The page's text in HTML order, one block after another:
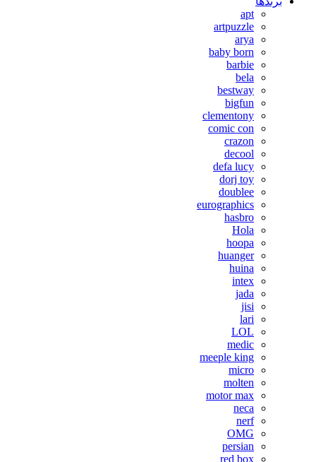
apt
artpuzzle
arya
baby born
barbie
bela
bestway
bigfun
clementony
comic con
crazon
decool
defa lucy
dorj toy
doublee
eurographics
hasbro
Hola
hoopa
huanger
huina
intex
jada
jisi
lari
LOL
medic
meeple king
micro
molten
motor max
neca
nerf
OMG
persian
red box